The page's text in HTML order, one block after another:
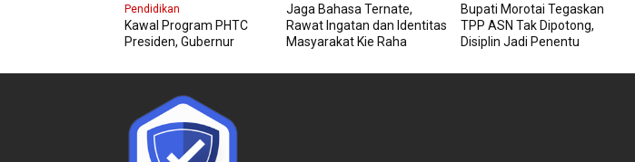
Pendidikan
Kawal Program PHTC
Presiden, Gubernur
SMAN 5 Tidore
Jaga Bahasa Ternate,
Rawat Ingatan dan Identitas
Masyarakat Kie Raha
Bupati Morotai Tegaskan
TPP ASN Tak Dipotong,
Disiplin Jadi Penentu